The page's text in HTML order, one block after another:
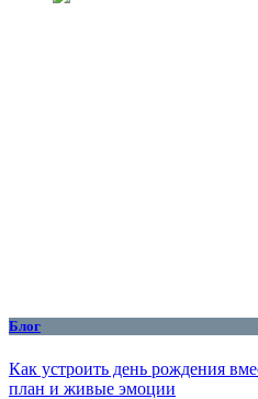
Блог
Как устроить день рождения
план и живые эмоции